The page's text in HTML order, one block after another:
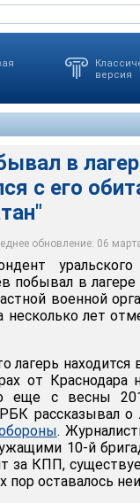
версия
в
с его
обновление: 06
Игорь
военной
Крыму, Донбассе и
побывал в лагере
военной
несколько лет
лагерь
от
еще с весны
рассказывал о
.
10-й
за КПП,
пор оставалось